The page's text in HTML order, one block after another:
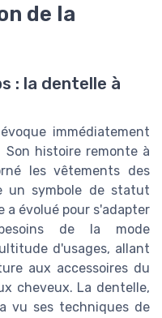
de la
: la dentelle à
immédiatement
histoire remonte à
les vêtements des
un symbole de statut
a évolué pour s'adapter
de la mode
d'usages, allant
aux accessoires du
cheveux. La dentelle,
vu ses techniques de